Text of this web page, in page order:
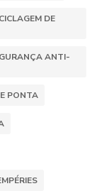
DE
ANTI-
PONTA